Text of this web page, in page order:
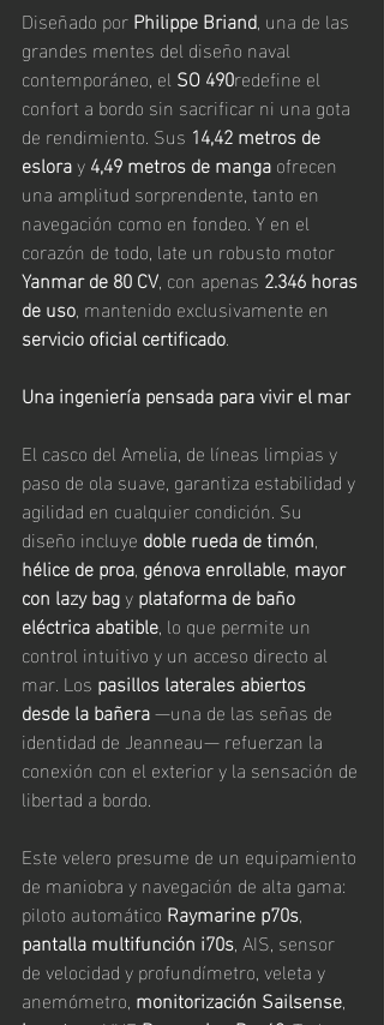
Diseñado por Philippe Briand, una de las
grandes mentes del diseño naval
contemporáneo, el SO 490redefine el
confort a bordo sin sacrificar ni una gota
de rendimiento. Sus 14,42 metros de
eslora y 4,49 metros de manga ofrecen
una amplitud sorprendente, tanto en
navegación como en fondeo. Y en el
corazón de todo, late un robusto motor
Yanmar de 80 CV, con apenas 2.346 horas
de uso, mantenido exclusivamente en
servicio oficial certificado.
Una ingeniería pensada para vivir el mar
El casco del Amelia, de líneas limpias y
paso de ola suave, garantiza estabilidad y
agilidad en cualquier condición. Su
diseño incluye doble rueda de timón,
hélice de proa, génova enrollable, mayor
con lazy bag y plataforma de baño
eléctrica abatible, lo que permite un
control intuitivo y un acceso directo al
mar. Los pasillos laterales abiertos
desde la bañera —una de las señas de
identidad de Jeanneau— refuerzan la
conexión con el exterior y la sensación de
libertad a bordo.
Este velero presume de un equipamiento
de maniobra y navegación de alta gama:
piloto automático Raymarine p70s,
pantalla multifunción i70s, AIS, sensor
de velocidad y profundímetro, veleta y
anemómetro, monitorización Sailsense,